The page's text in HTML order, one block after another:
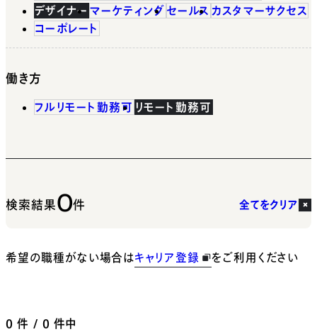
デザイナー マーケティング セールス カスタマーサクセス
コーポレート
働き方
フルリモート勤務可 リモート勤務可
検索結果0件 全てをクリア
希望の職種がない場合はキャリア登録 をご利用ください
0 件 / 0 件中